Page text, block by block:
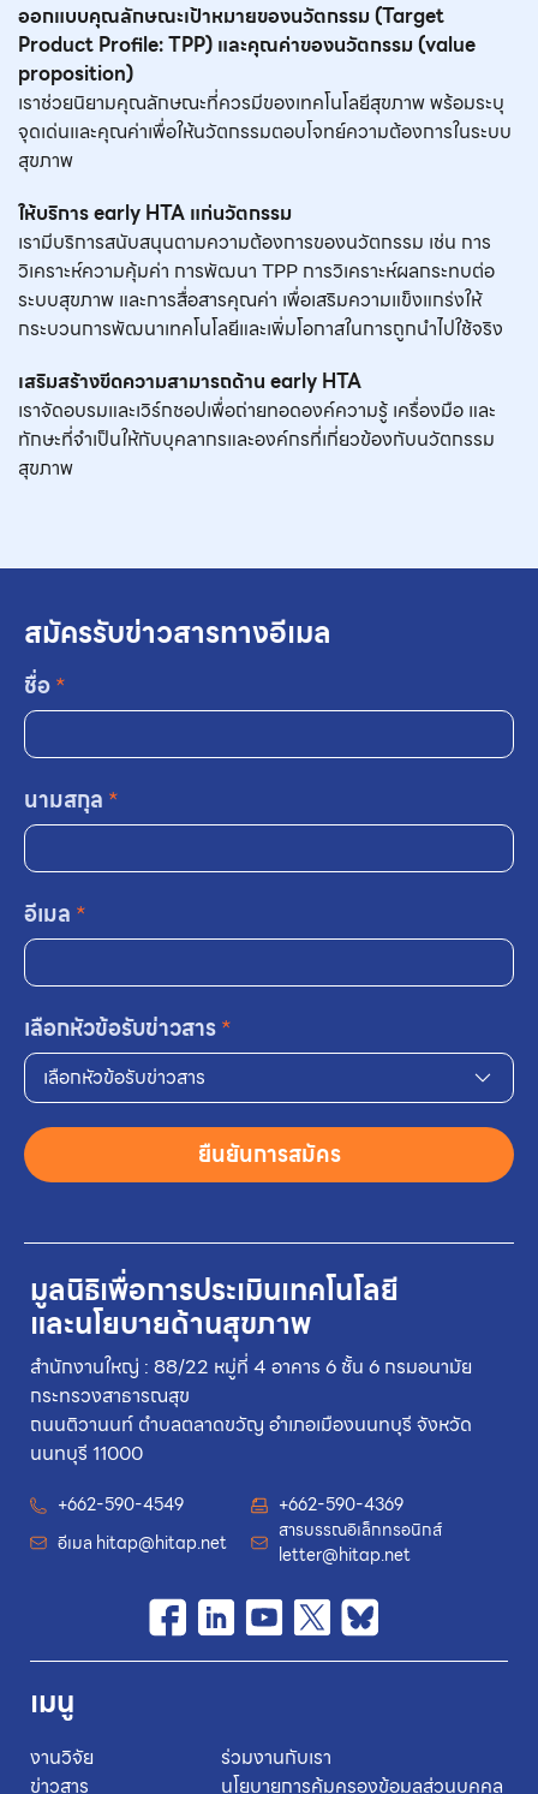
ออกแบบคุณลักษณะเป้าหมายของนวัตกรรม (Target
Product Profile: TPP) และคุณค่าของนวัตกรรม (value
proposition)
เราช่วยนิยามคุณลักษณะที่ควรมีของเทคโนโลยีสุขภาพ พร้อมระบุ
จุดเด่นและคุณค่าเพื่อให้นวัตกรรมตอบโจทย์ความต้องการในระบบ
สุขภาพ
ให้บริการ early HTA แก่นวัตกรรม
เรามีบริการสนับสนุนตามความต้องการของนวัตกรรม เช่น การ
วิเคราะห์ความคุ้มค่า การพัฒนา TPP การวิเคราะห์ผลกระทบต่อ
ระบบสุขภาพ และการสื่อสารคุณค่า เพื่อเสริมความแข็งแกร่งให้
กระบวนการพัฒนาเทคโนโลยีและเพิ่มโอกาสในการถูกนำไปใช้จริง
เสริมสร้างขีดความสามารถด้าน early HTA
เราจัดอบรมและเวิร์กชอปเพื่อถ่ายทอดองค์ความรู้ เครื่องมือ และ
ทักษะที่จำเป็นให้กับบุคลากรและองค์กรที่เกี่ยวข้องกับนวัตกรรม
สุขภาพ
มูลนิธิเพื่อการประเมินเทคโนโลยี
และนโยบายด้านสุขภาพ
สำนักงานใหญ่ : 88/22 หมู่ที่ 4 อาคาร 6 ชั้น 6 กรมอนามัย
กระทรวงสาธารณสุข
ถนนติวานนท์ ตำบลตลาดขวัญ อำเภอเมืองนนทบุรี จังหวัด
นนทบุรี 11000
+662-590-4549
+662-590-4369
อีเมล hitap@hitap.net
สารบรรณอิเล็กทรอนิกส์
letter@hitap.net
เมนู
งานวิจัย
ข่าวสาร
ร่วมงานกับเรา
นโยบายการคุ้มครองข้อมูลส่วนบุคคล
สมัครรับข่าวสารทางอีเมล
ชื่อ*
นามสกุล *
อีเมล *
เลือกหัวข้อรับข่าวสาร*
เลือกหัวข้อรับข่าวสาร
ยืนยันการสมัคร